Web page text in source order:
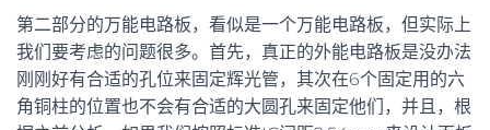
第二部分的万能电路板，看似是一个万能电路板，但实际上
我们要考虑的问题很多。首先，真正的外能电路板是没办法
刚刚好有合适的孔位来固定辉光管，其次在6个固定用的六
角铜柱的位置也不会有合适的大圆孔来固定他们，并且，根